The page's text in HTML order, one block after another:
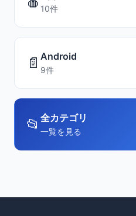
10件
📄 Android
9件
📂 全カテゴリ
一覧を見る